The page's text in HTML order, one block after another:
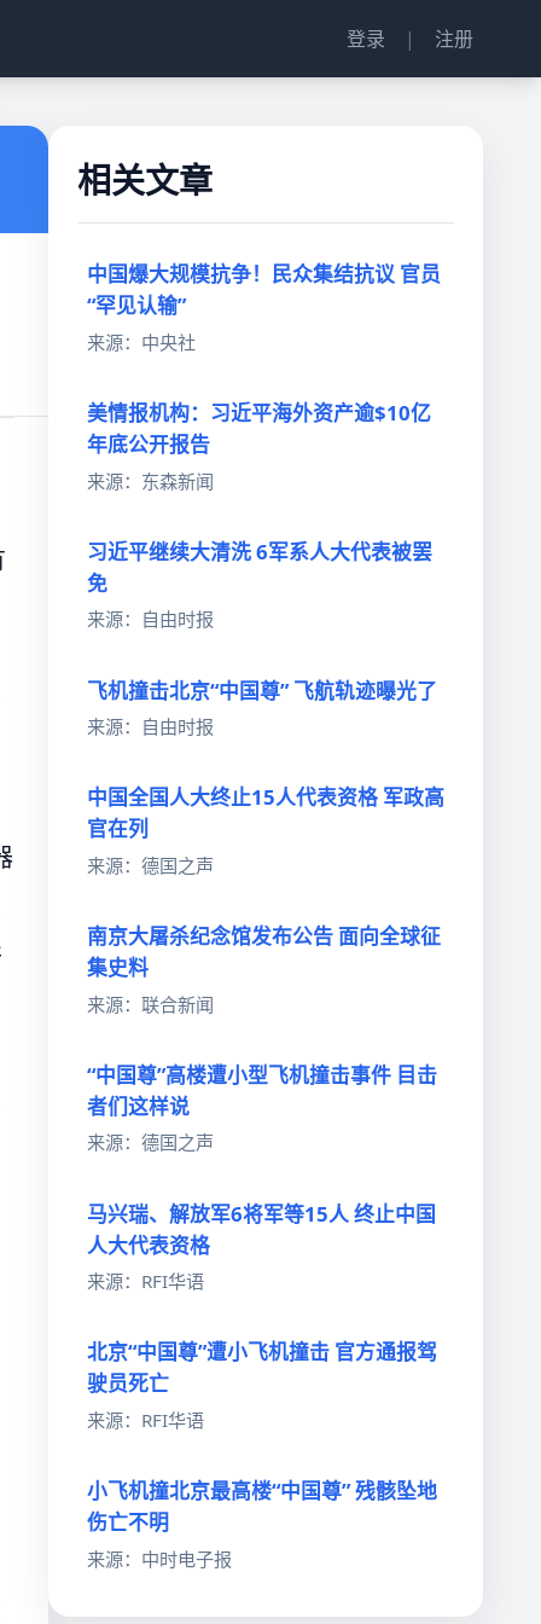
登录 | 注册
相关文章
中国爆大规模抗争！民众集结抗议 官员
“罕见认输”
来源：中央社
美情报机构：习近平海外资产逾$10亿
年底公开报告
来源：东森新闻
习近平继续大清洗 6军系人大代表被罢
免
来源：自由时报
飞机撞击北京“中国尊” 飞航轨迹曝光了
来源：自由时报
中国全国人大终止15人代表资格 军政高
官在列
来源：德国之声
南京大屠杀纪念馆发布公告 面向全球征
集史料
来源：联合新闻
“中国尊”高楼遭小型飞机撞击事件 目击
者们这样说
来源：德国之声
马兴瑞、解放军6将军等15人 终止中国
人大代表资格
来源：RFI华语
北京“中国尊”遭小飞机撞击 官方通报驾
驶员死亡
来源：RFI华语
小飞机撞北京最高楼“中国尊” 残骸坠地
伤亡不明
来源：中时电子报